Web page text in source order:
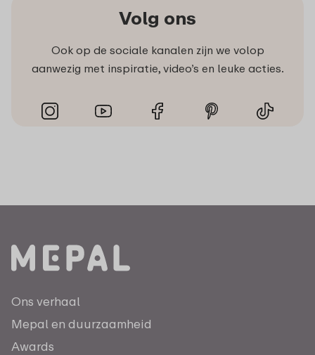
Volg ons
Ook op de sociale kanalen zijn we volop
aanwezig met inspiratie, video’s en leuke acties.
Ons verhaal
Mepal en duurzaamheid
Awards